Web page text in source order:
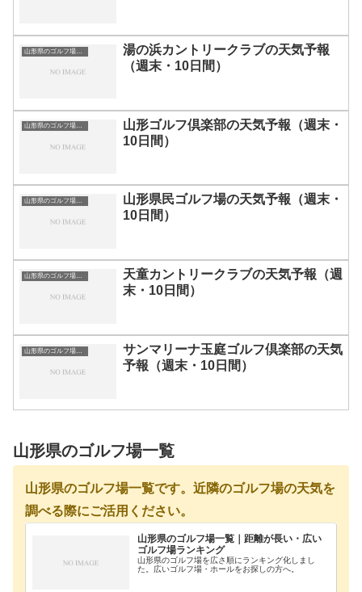
山形県のゴルフ場一覧｜距離が長い・広いゴルフ場ランキング
湯の浜カントリークラブの天気予報
（週末・10日間）
山形県のゴルフ場一覧｜距離が長い・広いゴルフ場ランキング
山形ゴルフ倶楽部の天気予報（週末・
10日間）
山形県のゴルフ場一覧｜距離が長い・広いゴルフ場ランキング
山形県民ゴルフ場の天気予報（週末・
10日間）
山形県のゴルフ場一覧｜距離が長い・広いゴルフ場ランキング
天童カントリークラブの天気予報（週
末・10日間）
山形県のゴルフ場一覧｜距離が長い・広いゴルフ場ランキング
サンマリーナ玉庭ゴルフ倶楽部の天気
予報（週末・10日間）
山形県のゴルフ場一覧
山形県のゴルフ場一覧です。近隣のゴルフ場の天気を
調べる際にご活用ください。
山形県のゴルフ場一覧｜距離が長い・広い
ゴルフ場ランキング
山形県のゴルフ場を広さ順にランキング化しまし
た。広いゴルフ場・ホールをお探しの方へ。